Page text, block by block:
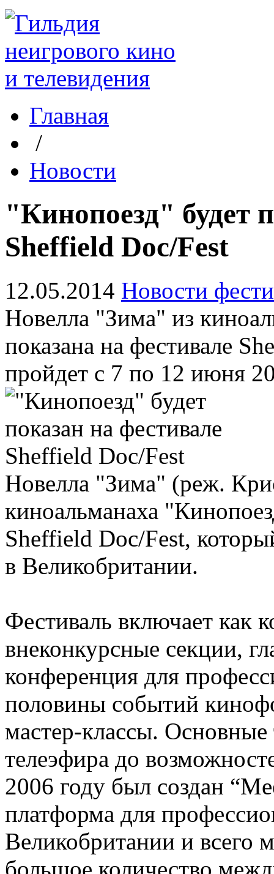
Главная
/
Новости
"Кинопоезд" будет
Sheffield Doc/Fest
12.05.2014 Новости
Новелла "Зима" из
показана на фестивале
пройдет с 7 по 12 июня
Новелла "Зима" (реж.
киноальманаха
Sheffield Doc/Fest,
в Великобритании.
Фестиваль включает как
внеконкурсные секции,
конференция для
половины событий
мастер-классы.
телеэфира до
2006 году был создан
платформа для
Великобритании и всего
большое количество